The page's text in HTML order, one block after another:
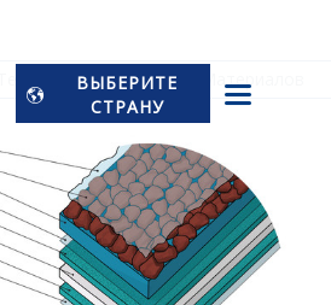
ВЫБЕРИТЕ
СТРАНУ
Технология Структура Материалов